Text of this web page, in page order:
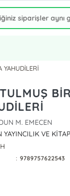
YAHUDİLERİ
M. EMECEN
YAYINCILIK VE
: 9789757622543